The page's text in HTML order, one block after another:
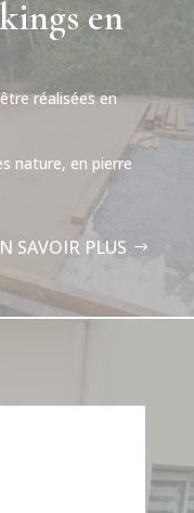
en
réalisées en
nature, en pierre
SAVOIR PLUS